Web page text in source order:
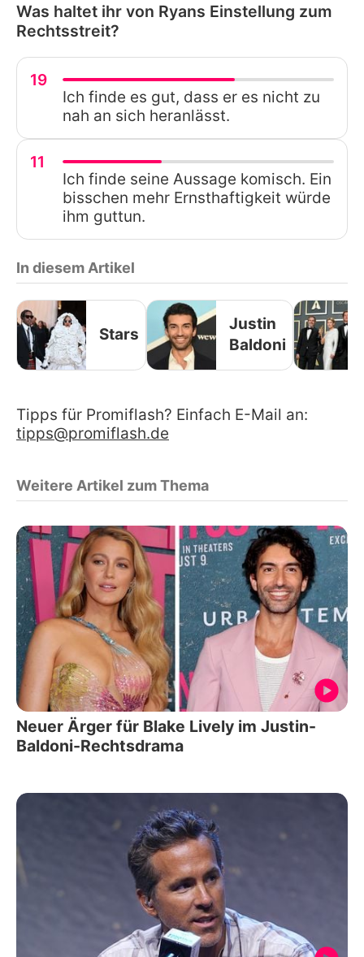
Was haltet ihr von Ryans Einstellung zum
Rechtsstreit?
19
Ich finde es gut, dass er es nicht zu
nah an sich heranlässt.
11
Ich finde seine Aussage komisch. Ein
bisschen mehr Ernsthaftigkeit würde
ihm guttun.
In diesem Artikel
Stars
Justin
Baldoni
Tipps für Promiflash? Einfach E-Mail an:
tipps@promiflash.de
Weitere Artikel zum Thema
Neuer Ärger für Blake Lively im Justin-
Baldoni-Rechtsdrama